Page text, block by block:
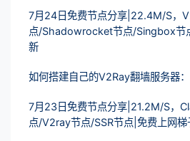
7月24日免费节点分享|22.4M/S，
点/Shadowrocket节点/Singbox节
新
如何搭建自己的V2Ray翻墙服务器
7月23日免费节点分享|21.2M/S，
点/V2ray节点/SSR节点|免费上网梯